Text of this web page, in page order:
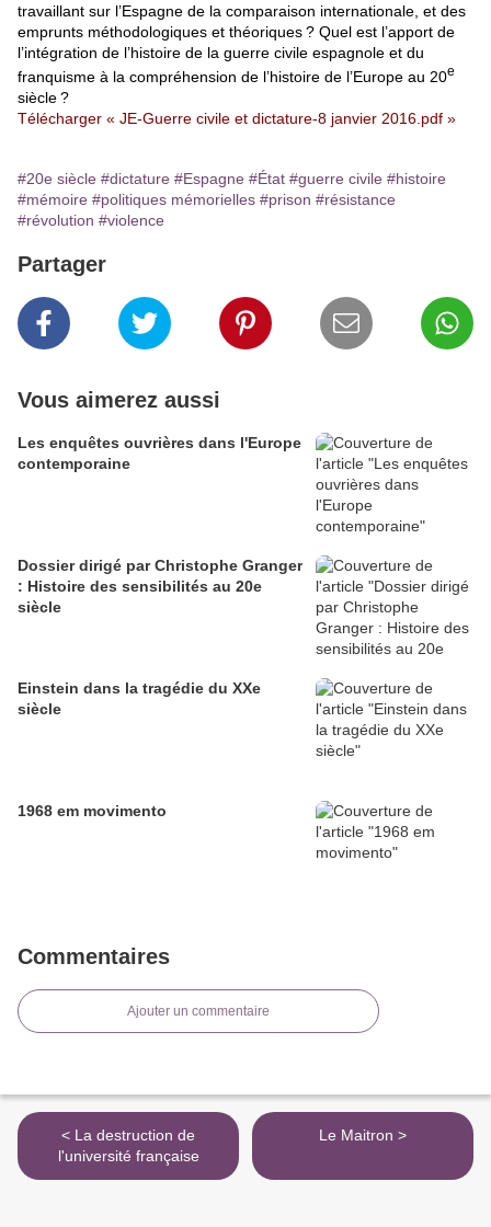
travaillant sur l’Espagne de la comparaison internationale, et des
emprunts méthodologiques et théoriques ? Quel est l’apport de
l’intégration de l’histoire de la guerre civile espagnole et du
franquisme à la compréhension de l’histoire de l’Europe au 20e
siècle ?
Télécharger « JE-Guerre civile et dictature-8 janvier 2016.pdf »
#20e siècle #dictature #Espagne #État #guerre civile #histoire
#mémoire #politiques mémorielles #prison #résistance
#révolution #violence
Partager
Vous aimerez aussi
Les enquêtes ouvrières dans l'Europe
contemporaine
Dossier dirigé par Christophe Granger
: Histoire des sensibilités au 20e
siècle
Einstein dans la tragédie du XXe
siècle
1968 em movimento
Commentaires
Ajouter un commentaire
< La destruction de
l'université française
Le Maitron >